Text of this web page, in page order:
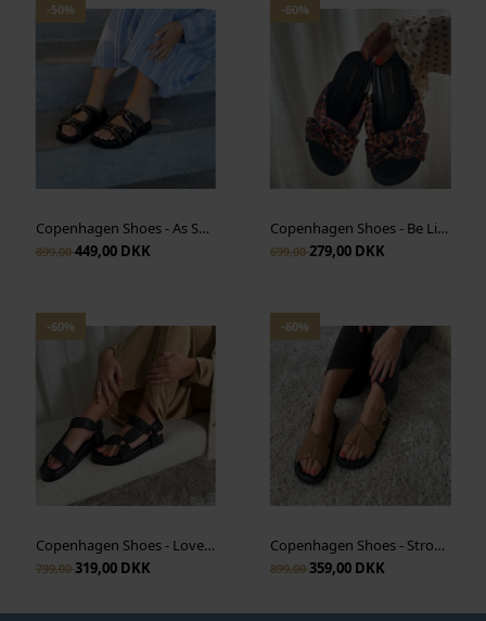
-50%
Copenhagen Shoes - As Summer - Black
899,00449,00 DKK
-60%
Copenhagen Shoes - Be Like Me - Brown Leopard
699,00279,00 DKK
-60%
Copenhagen Shoes - Love Someone - Sort
799,00319,00 DKK
-60%
Copenhagen Shoes - Stronger Studs - Camel
899,00359,00 DKK